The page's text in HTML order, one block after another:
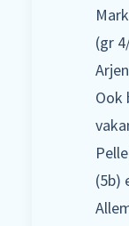
(gr
Ook
(5b)